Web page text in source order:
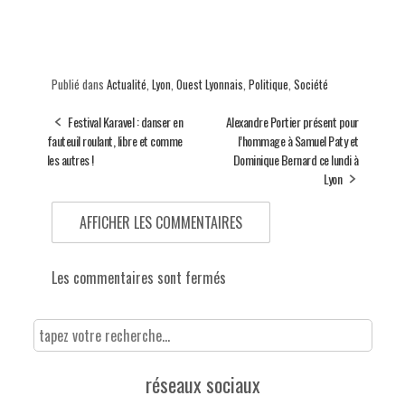
Publié dans Actualité, Lyon, Ouest Lyonnais, Politique, Société
Festival Karavel : danser en
fauteuil roulant, libre et comme
les autres !
Alexandre Portier présent pour
l’hommage à Samuel Paty et
Dominique Bernard ce lundi à
Lyon
AFFICHER LES COMMENTAIRES
Les commentaires sont fermés
réseaux sociaux